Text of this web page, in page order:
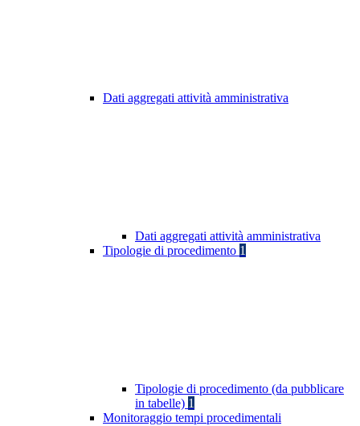
Dati aggregati attività amministrativa
Dati aggregati attività amministrativa
Tipologie di procedimento 1
Tipologie di procedimento (da pubblicare
in tabelle) 1
Monitoraggio tempi procedimentali